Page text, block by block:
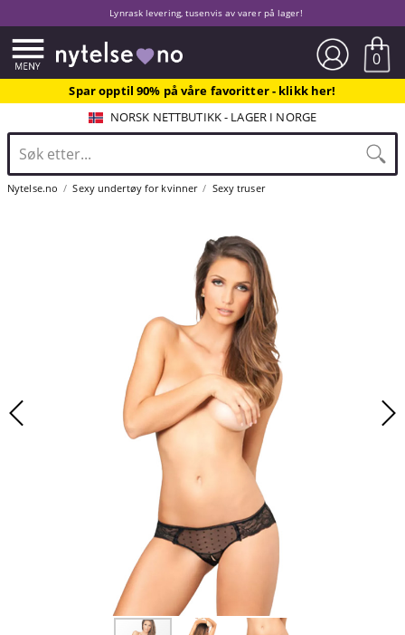
Lynrask levering, tusenvis av varer på lager!
0
Spar opptil 90% på våre favoritter - klikk her!
NORSK NETTBUTIKK - LAGER I NORGE
Nytelse.no Sexy undertøy for kvinner Sexy truser